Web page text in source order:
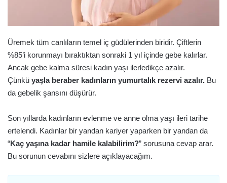
Üremek tüm canlıların temel iç güdülerinden biridir. Çiftlerin
%85’i korunmayı bıraktıktan sonraki 1 yıl içinde gebe kalırlar.
Ancak gebe kalma süresi kadın yaşı ilerledikçe azalır.
Çünkü yaşla beraber kadınların yumurtalık rezervi azalır. Bu
da gebelik şansını düşürür.
Son yıllarda kadınların evlenme ve anne olma yaşı ileri tarihe
ertelendi. Kadınlar bir yandan kariyer yaparken bir yandan da
“Kaç yaşına kadar hamile kalabilirim?” sorusuna cevap arar.
Bu sorunun cevabını sizlere açıklayacağım.